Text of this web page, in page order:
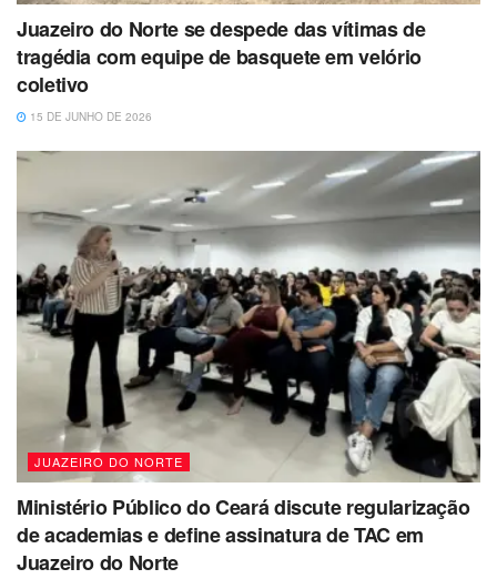
Juazeiro do Norte se despede das vítimas de
tragédia com equipe de basquete em velório
coletivo
15 DE JUNHO DE 2026
JUAZEIRO DO NORTE
Ministério Público do Ceará discute regularização
de academias e define assinatura de TAC em
Juazeiro do Norte